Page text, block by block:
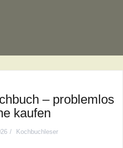
– problemlos
kaufen
Kochbuchleser